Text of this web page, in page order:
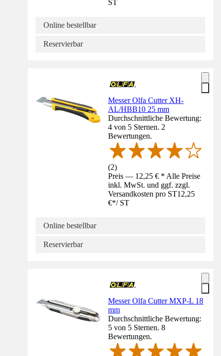
ST
Online bestellbar
Reservierbar
Messer Olfa Cutter XH-
AL/HBB10 25 mm
Durchschnittliche Bewertung:
4 von 5 Sternen. 2
Bewertungen.
(2)
Preis — 12,25 € * Alle Preise
inkl. MwSt. und ggf. zzgl.
Versandkosten pro ST12,25
€*/ ST
Online bestellbar
Reservierbar
Messer Olfa Cutter MXP-L 18
mm
Durchschnittliche Bewertung:
5 von 5 Sternen. 8
Bewertungen.